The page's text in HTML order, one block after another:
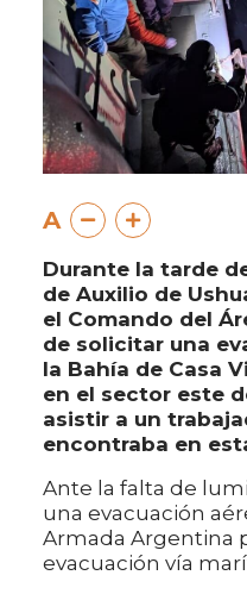
A
Durante la tarde
de Auxilio de
el Comando del
de solicitar una
la Bahía de Casa
en el sector este
asistir a un
encontraba en
Ante la falta de
una evacuación
Armada Argentina
evacuación vía